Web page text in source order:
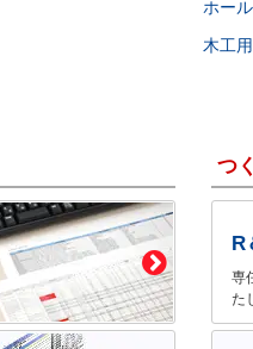
ホー
木工
つ
R
専
た